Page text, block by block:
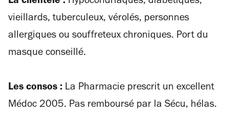
vieillards, tuberculeux, vérolés, personnes
allergiques ou souffreteux chroniques. Port du
masque conseillé.
Les consos : La Pharmacie prescrit un excellent
Médoc 2005. Pas remboursé par la Sécu, hélas.